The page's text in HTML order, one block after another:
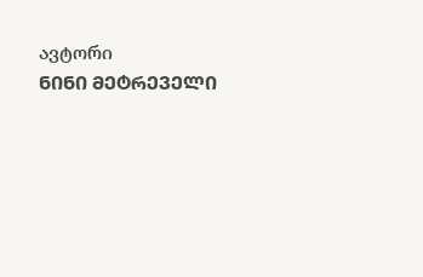
ავტორი
ᲜᲘᲜᲘ ᲛᲔᲢᲠᲔᲕᲔᲚᲘ